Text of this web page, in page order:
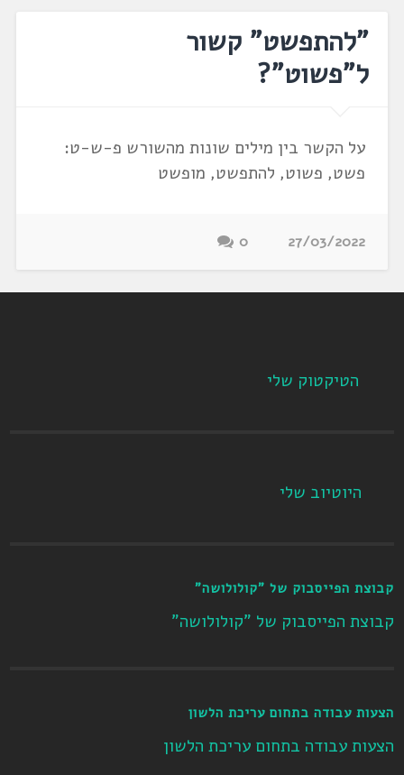
"להתפשט" קשור
ל"פשוט"?
על הקשר בין מילים שונות מהשורש פ-ש-ט:
פשט, פשוט, להתפשט, מופשט
27/03/2022
0
הטיקטוק שלי
היוטיוב שלי
קבוצת הפייסבוק של "קולולושה"
קבוצת הפייסבוק של "קולולושה"
הצעות עבודה בתחום עריכת הלשון
הצעות עבודה בתחום עריכת הלשון